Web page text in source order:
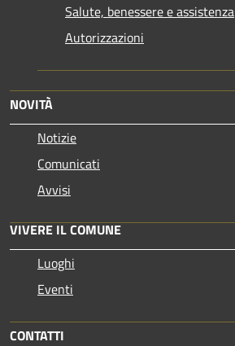
Salute, benessere e assistenza
Autorizzazioni
NOVITÀ
Notizie
Comunicati
Avvisi
VIVERE IL COMUNE
Luoghi
Eventi
CONTATTI